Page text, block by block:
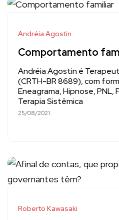
Andréia Agostin
Comportamento
Andréia Agostin é
(CRTH-BR 8689), com
Eneagrama, Hipnose, PNL,
Terapia Sistêmica
25/08/2021
Roberto Kawasaki